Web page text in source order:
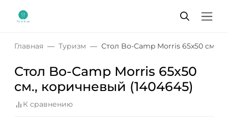
Главная Туризм Стол Bo-Camp Morris 65x50 cм.,
Стол Bo-Camp Morris 65x50
cм., коричневый (1404645)
К сравнению